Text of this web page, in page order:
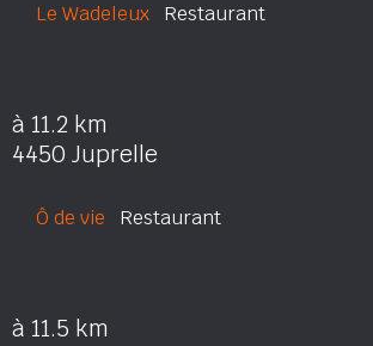
Le Wadeleux Restaurant
à 11.2 km
4450 Juprelle
Ô de vie Restaurant
à 11.5 km